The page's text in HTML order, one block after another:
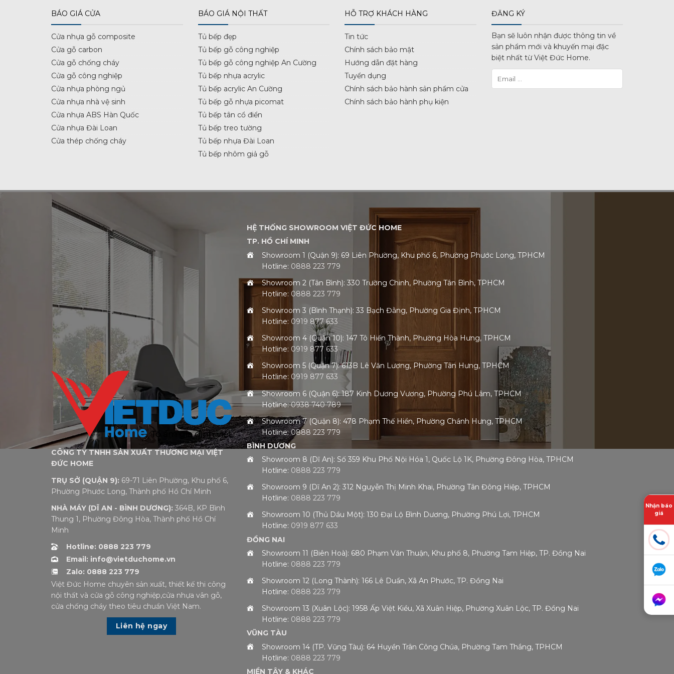
BÁO GIÁ CỬA
Cửa nhựa gỗ composite
Cửa gỗ carbon
Cửa gỗ chống cháy
Cửa gỗ công nghiệp
Cửa nhựa phòng ngủ
Cửa nhựa nhà vệ sinh
Cửa nhựa ABS Hàn Quốc
Cửa nhựa Đài Loan
Cửa thép chống cháy
BÁO GIÁ NỘI THẤT
Tủ bếp đẹp
Tủ bếp gỗ công nghiệp
Tủ bếp gỗ công nghiệp An Cường
Tủ bếp nhựa acrylic
Tủ bếp acrylic An Cường
Tủ bếp gỗ nhựa picomat
Tủ bếp tân cổ điển
Tủ bếp treo tường
Tủ bếp nhựa Đài Loan
Tủ bếp nhôm giả gỗ
HỖ TRỢ KHÁCH HÀNG
Tin tức
Chính sách bảo mật
Hướng dẫn đặt hàng
Tuyển dụng
Chính sách bảo hành sản phẩm cửa
Chính sách bảo hành phụ kiện
ĐĂNG KÝ
Bạn sẽ luôn nhận được thông tin về
sản phẩm mới và khuyến mại đặc
biệt nhất từ Việt Đức Home.
CÔNG TY TNHH SẢN XUẤT THƯƠNG MẠI VIỆT
ĐỨC HOME
TRỤ SỞ (QUẬN 9): 69-71 Liên Phường, Khu phố 6,
Phường Phước Long, Thành phố Hồ Chí Minh
NHÀ MÁY (DĨ AN - BÌNH DƯƠNG): 364B, KP Bình
Thung 1, Phường Đông Hòa, Thành phố Hồ Chí
Minh
Hotline: 0888 223 779
Email: info@vietduchome.vn
Zalo: 0888 223 779
Việt Đức Home chuyên sản xuất, thiết kế thi công
nội thất và cửa gỗ công nghiệp,cửa nhựa vân gỗ,
cửa chống cháy theo tiêu chuẩn Việt Nam.
Liên hệ ngay
HỆ THỐNG SHOWROOM VIỆT ĐỨC HOME
TP. HỒ CHÍ MINH
Showroom 1 (Quận 9): 69 Liên Phường, Khu phố 6, Phường Phước Long, TPHCM
Hotline: 0888 223 779
Showroom 2 (Tân Bình): 330 Trường Chinh, Phường Tân Bình, TPHCM
Hotline: 0888 223 779
Showroom 3 (Bình Thạnh): 33 Bạch Đằng, Phường Gia Định, TPHCM
Hotline: 0919 877 633
Showroom 4 (Quận 10): 147 Tô Hiến Thành, Phường Hòa Hưng, TPHCM
Hotline: 0919 877 633
Showroom 5 (Quận 7): 613B Lê Văn Lương, Phường Tân Hưng, TPHCM
Hotline: 0919 877 633
Showroom 6 (Quận 6): 187 Kinh Dương Vương, Phường Phú Lâm, TPHCM
Hotline:0938 740 789
Showroom 7 (Quận 8): 478 Phạm Thế Hiển, Phường Chánh Hưng, TPHCM
Hotline:0888 223 779
BÌNH DƯƠNG
Showroom 8 (Dĩ An): Số 359 Khu Phố Nội Hóa 1, Quốc Lộ 1K, Phường Đông Hòa, TPHCM
Hotline: 0888 223 779
Showroom 9 (Dĩ An 2): 312 Nguyễn Thị Minh Khai, Phường Tân Đông Hiệp, TPHCM
Hotline: 0888 223 779
Showroom 10 (Thủ Dầu Một): 130 Đại Lộ Bình Dương, Phường Phú Lợi, TPHCM
Hotline: 0919 877 633
ĐỒNG NAI
Showroom 11 (Biên Hoà): 680 Phạm Văn Thuận, Khu phố 8, Phường Tam Hiệp, TP. Đồng Nai
Hotline: 0888 223 779
Showroom 12 (Long Thành): 166 Lê Duẩn, Xã An Phước, TP. Đồng Nai
Hotline: 0888 223 779
Showroom 13 (Xuân Lộc): 1958 Ấp Việt Kiều, Xã Xuân Hiệp, Phường Xuân Lộc, TP. Đồng Nai
Hotline: 0888 223 779
VŨNG TÀU
Showroom 14 (TP. Vũng Tàu): 64 Huyền Trân Công Chúa, Phường Tam Thắng, TPHCM
Hotline: 0888 223 779
MIỀN TÂY & KHÁC
Nhận báo
giá